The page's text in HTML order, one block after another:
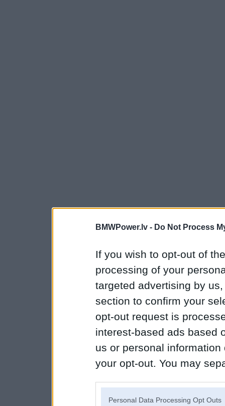
BMWPower.lv - Do Not Process
If you wish to opt-out of
processing of your
targeted advertising by
section to confirm your
opt-out request is
interest-based ads based
us or personal
your opt-out. You may
Personal Data Processing Opt Outs